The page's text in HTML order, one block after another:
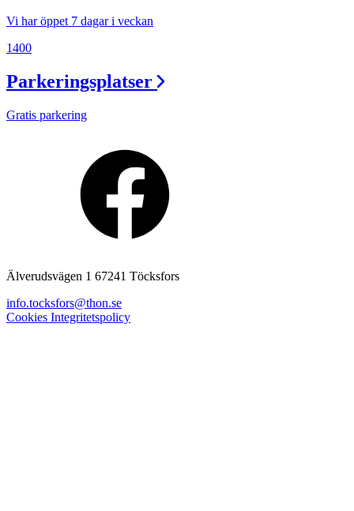
Vi har öppet 7 dagar i veckan
1400
Parkeringsplatser
Gratis parkering
Älverudsvägen 1 67241 Töcksfors
info.tocksfors@thon.se
Cookies Integritetspolicy